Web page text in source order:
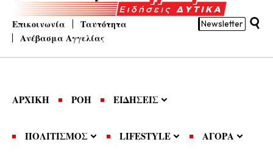
Επικοινωνία
Ταυτότητα
Ανέβασμα Αγγελίας
Newsletter
ΑΡΧΙΚΗ ΡΟΗ ΕΙΔΗΣΕΙΣ
ΠΟΛΙΤΙΣΜΟΣ LIFESTYLE ΑΓΟΡΑ